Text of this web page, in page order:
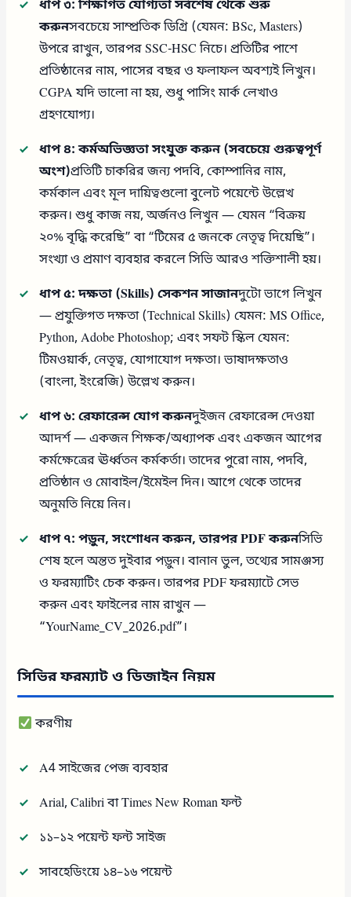
ধাপ ৩: শিক্ষাগত যোগ্যতা সর্বশেষ থেকে শুরু
করুনসবচেয়ে সাম্প্রতিক ডিগ্রি (যেমন: BSc, Masters)
উপরে রাখুন, তারপর SSC-HSC নিচে। প্রতিটির পাশে
প্রতিষ্ঠানের নাম, পাসের বছর ও ফলাফল অবশ্যই লিখুন।
CGPA যদি ভালো না হয়, শুধু পাসিং মার্ক লেখাও
গ্রহণযোগ্য।
ধাপ ৪: কর্মঅভিজ্ঞতা সংযুক্ত করুন (সবচেয়ে গুরুত্বপূর্ণ
অংশ)প্রতিটি চাকরির জন্য পদবি, কোম্পানির নাম,
কর্মকাল এবং মূল দায়িত্বগুলো বুলেট পয়েন্টে উল্লেখ
করুন। শুধু কাজ নয়, অর্জনও লিখুন — যেমন “বিক্রয়
২০% বৃদ্ধি করেছি” বা “টিমের ৫ জনকে নেতৃত্ব দিয়েছি”।
সংখ্যা ও প্রমাণ ব্যবহার করলে সিভি আরও শক্তিশালী হয়।
ধাপ ৫: দক্ষতা (Skills) সেকশন সাজানদুটো ভাগে লিখুন
— প্রযুক্তিগত দক্ষতা (Technical Skills) যেমন: MS Office,
Python, Adobe Photoshop; এবং সফট স্কিল যেমন:
টিমওয়ার্ক, নেতৃত্ব, যোগাযোগ দক্ষতা। ভাষাদক্ষতাও
(বাংলা, ইংরেজি) উল্লেখ করুন।
ধাপ ৬: রেফারেন্স যোগ করুনদুইজন রেফারেন্স দেওয়া
আদর্শ — একজন শিক্ষক/অধ্যাপক এবং একজন আগের
কর্মক্ষেত্রের ঊর্ধ্বতন কর্মকর্তা। তাদের পুরো নাম, পদবি,
প্রতিষ্ঠান ও মোবাইল/ইমেইল দিন। আগে থেকে তাদের
অনুমতি নিয়ে নিন।
ধাপ ৭: পড়ুন, সংশোধন করুন, তারপর PDF করুনসিভি
শেষ হলে অন্তত দুইবার পড়ুন। বানান ভুল, তথ্যের সামঞ্জস্য
ও ফরম্যাটিং চেক করুন। তারপর PDF ফরম্যাটে সেভ
করুন এবং ফাইলের নাম রাখুন —
“YourName_CV_2026.pdf”।
সিভির ফরম্যাট ও ডিজাইন নিয়ম
করণীয়
A4 সাইজের পেজ ব্যবহার
Arial, Calibri বা Times New Roman ফন্ট
১১–১২ পয়েন্ট ফন্ট সাইজ
সাবহেডিংয়ে ১৪–১৬ পয়েন্ট